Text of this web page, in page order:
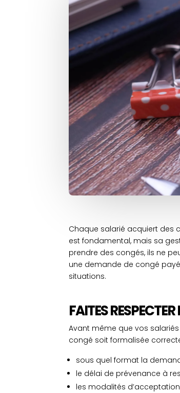
Chaque salarié acquiert des
est fondamental, mais sa
prendre des congés, ils ne
une demande de congé
situations.
FAITES
Avant même que vos
congé soit formalisée
sous quel format la
le délai de prévenance à
les modalités